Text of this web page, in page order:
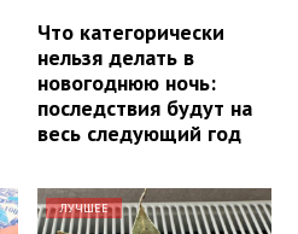
Что категорически
нельзя делать в
новогоднюю ночь:
последствия будут на
весь следующий год
ЛУЧШЕЕ